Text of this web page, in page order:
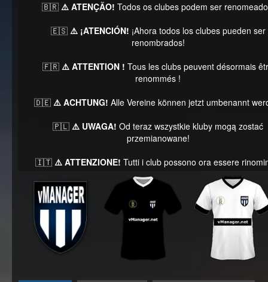
🇧🇷 ⚠️ ATENÇÃO! Todos os clubes podem ser
🇪🇸 ⚠️ ¡ATENCIÓN! ¡Ahora todos los clubes pueden ser
renombrados!
🇫🇷 ⚠️ ATTENTION ! Tous les clubs peuvent désormais
renommés !
🇩🇪 ⚠️ ACHTUNG! Alle Vereine können jetzt umbenannt
🇵🇱 ⚠️ UWAGA! Od teraz wszystkie kluby mogą zostać
przemianowane!
🇮🇹 ⚠️ ATTENZIONE! Tutti i club possono ora essere